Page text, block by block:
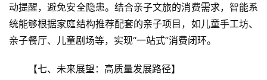
动提醒，避免安全隐患。结合亲子文旅的消费需求，智能系
统能够根据家庭结构推荐配套的亲子项目，如儿童手工坊、
亲子餐厅、儿童剧场等，实现“一站式”消费闭环。
【七、未来展望：高质量发展路径】